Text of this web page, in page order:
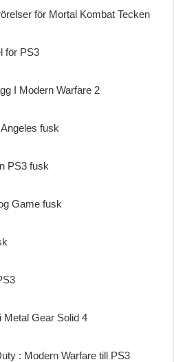
för Mortal Kombat Tecken
för PS3
I Modern Warfare 2
fusk
PS3 fusk
Game fusk
Metal Gear Solid 4
: Modern Warfare till PS3